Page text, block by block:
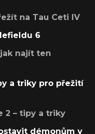
na Tau Ceti IV
6
najít ten
a triky pro přežití
2 – tipy a triky
démonům v